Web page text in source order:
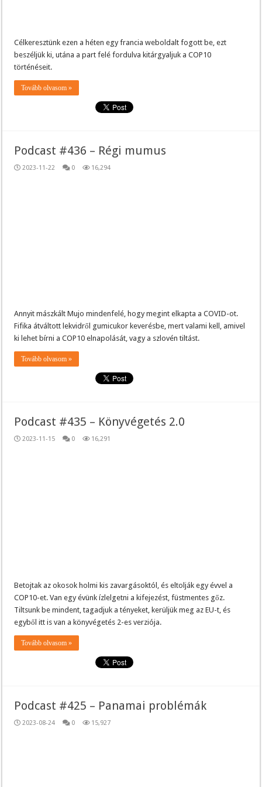
Célkeresztünk ezen a héten egy francia weboldalt fogott be, ezt
beszéljük ki, utána a part felé fordulva kitárgyaljuk a COP10
történéseit.
Tovább olvasom »
Podcast #436 – Régi mumus
2023-11-22 0 16,294
Annyit mászkált Mujo mindenfelé, hogy megint elkapta a COVID-ot.
Fifika átváltott lekvidről gumicukor keverésbe, mert valami kell, amivel
ki lehet bírni a COP10 elnapolását, vagy a szlovén tiltást.
Tovább olvasom »
Podcast #435 – Könyvégetés 2.0
2023-11-15 0 16,291
Betojtak az okosok holmi kis zavargásoktól, és eltolják egy évvel a
COP10-et. Van egy évünk ízlelgetni a kifejezést, füstmentes gőz.
Tiltsunk be mindent, tagadjuk a tényeket, kerüljük meg az EU-t, és
egyből itt is van a könyvégetés 2-es verziója.
Tovább olvasom »
Podcast #425 – Panamai problémák
2023-08-24 0 15,927